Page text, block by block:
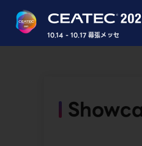
10.14 - 10.17 幕張メッセ